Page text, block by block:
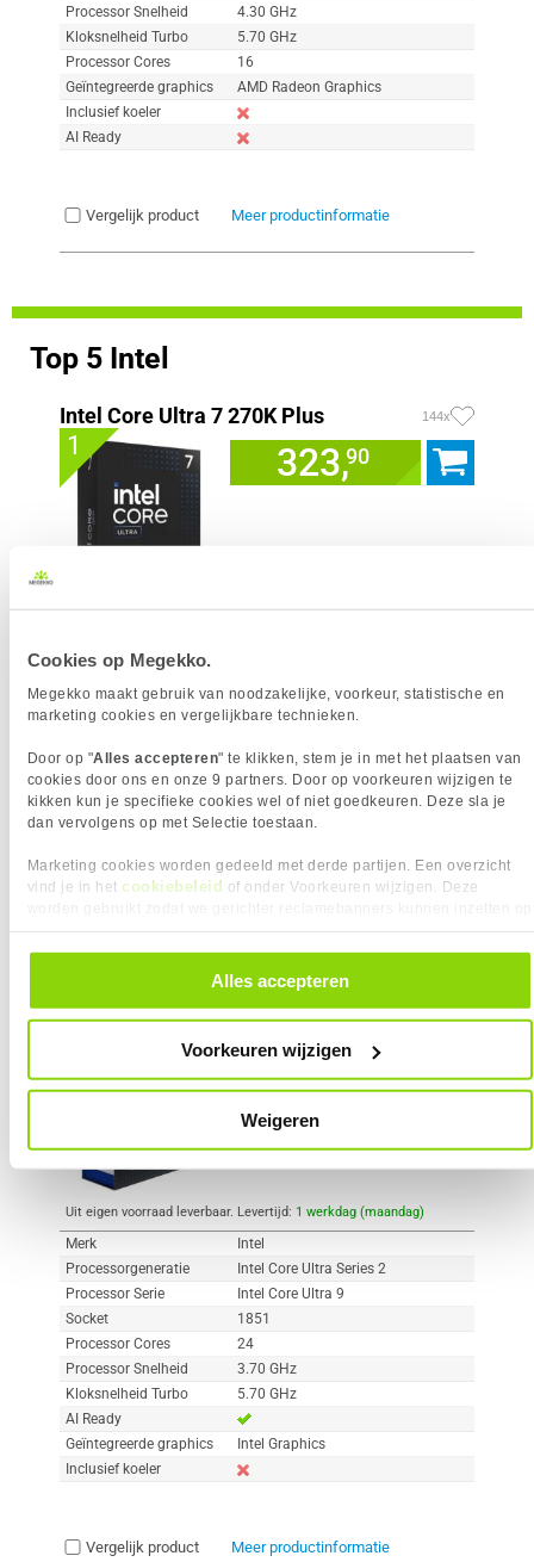
Cookies op Megekko.
Megekko maakt gebruik van noodzakelijke, voorkeur, statistische en
marketing cookies en vergelijkbare technieken.
Door op "Alles accepteren" te klikken, stem je in met het plaatsen van
cookies door ons en onze 9 partners. Door op voorkeuren wijzigen te
kikken kun je specifieke cookies wel of niet goedkeuren. Deze sla je
dan vervolgens op met Selectie toestaan.
Marketing cookies worden gedeeld met derde partijen. Een overzicht
vind je in het cookiebeleid of onder Voorkeuren wijzigen. Deze
alle cookies. Je kunt je gegeven toestemming altijd intrekken, dit doe je
door in de footer van onze website te klikken op ‘Cookievoorkeuren’
Alles accepteren
Voorkeuren wijzigen
Weigeren
Processor Snelheid
4.30 GHz
Kloksnelheid Turbo
5.70 GHz
Processor Cores
16
Geïntegreerde graphics
AMD Radeon Graphics
Inclusief koeler
AI Ready
Vergelijk product Meer productinformatie
Top 5 Intel
Intel Core Ultra 7 270K Plus 144x
1 323,90
Uit eigen voorraad leverbaar. Levertijd:1 werkdag (maandag)
Processorgeneratie
Processor Serie
Intel Core Ultra 7
Socket
1851
Processor Snelheid
3.70 GHz
AI Ready
Inclusief koeler
Intel Core Ultra 9 285K 416x
569,-
Uit eigen voorraad leverbaar. Levertijd: 1 werkdag (maandag)
Merk
Intel
Processorgeneratie
Intel Core Ultra Series 2
Processor Serie
Intel Core Ultra 9
Socket
1851
Processor Cores
24
Processor Snelheid
3.70 GHz
Kloksnelheid Turbo
5.70 GHz
AI Ready
Geïntegreerde graphics
Intel Graphics
Inclusief koeler
Vergelijk product Meer productinformatie